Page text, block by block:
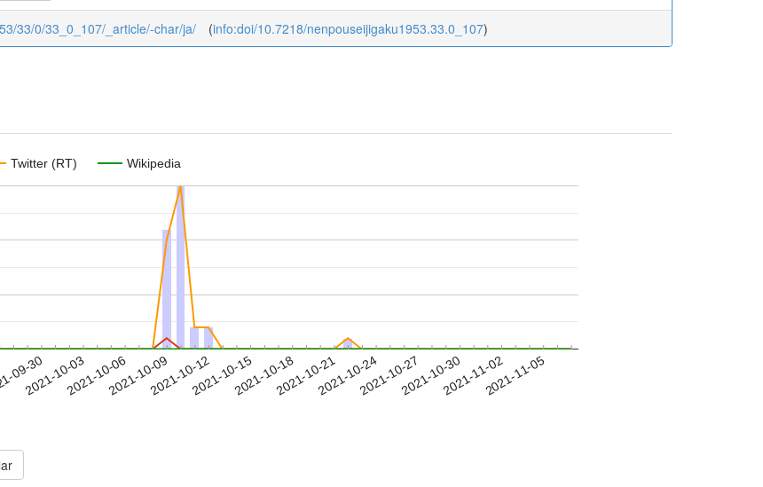
33/0/33_0_107/_article/-char/ja/ (info:doi/10.7218/nenpouseijigaku1953.33.0_107)
Twitter (RT) Wikipedia
09-30
2021-10-032021-10-062021-10-092021-10-122021-10-152021-10-182021-10-212021-10-242021-10-272021-10-302021-11-022021-11-05